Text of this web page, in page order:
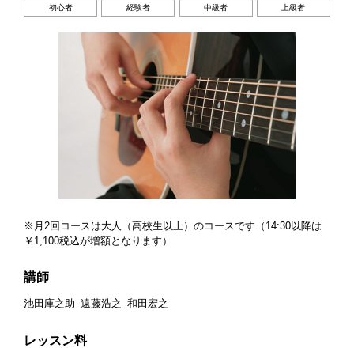
初心者 経験者 中級者 上級者
※月2回コースは大人（高校生以上）のコースです（14:30以降は
￥1,100税込が増額となります）
講師
池田庫之助 遠藤浩之 和田宏之
レッスン料